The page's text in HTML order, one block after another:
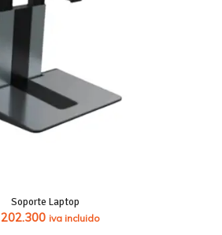
Soporte Laptop
202.300 iva incluido